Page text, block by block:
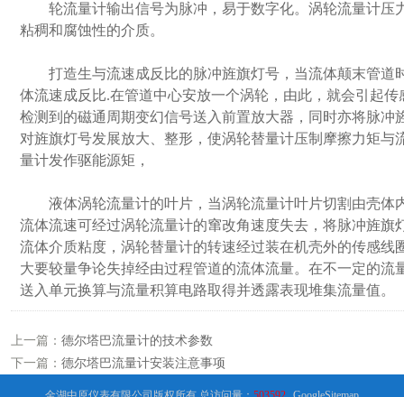
轮流量计输出信号为脉冲，易于数字化。涡轮流量计压
粘稠和腐蚀性的介质。
打造生与流速成反比的脉冲旌旗灯号，当流体颠末管道
体流速成反比.在管道中心安放一个涡轮，由此，就会引起
检测到的磁通周期变幻信号送入前置放大器，同时亦将脉冲
对旌旗灯号发展放大、整形，使涡轮替量计压制摩擦力矩与
量计发作驱能源矩，
液体涡轮流量计的叶片，当涡轮流量计叶片切割由壳体
流体流速可经过涡轮流量计的窜改角速度失去，将脉冲旌旗
流体介质粘度，涡轮替量计的转速经过装在机壳外的传感线
大要较量争论失掉经由过程管道的流体流量。在不一定的流
送入单元换算与流量积算电路取得并透露表现堆集流量值。
上一篇： 德尔塔巴流量计的技术参数
下一篇： 德尔塔巴流量计安装注意事项